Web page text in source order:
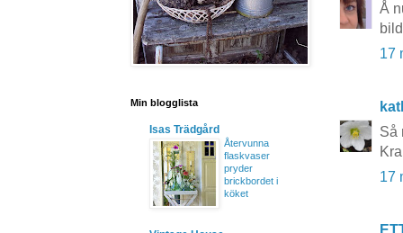
Å
17
Så
17
Min blogglista
Isas Trädgård
Återvunna
flaskvaser
pryder
brickbordet i
köket